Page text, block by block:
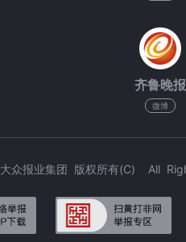
齐鲁晚报
微博
众报业集团 版权所有(C) All